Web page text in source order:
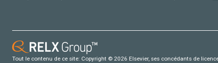
Tout le contenu de ce site: Copyright © 2026 Elsevier, ses concédants de